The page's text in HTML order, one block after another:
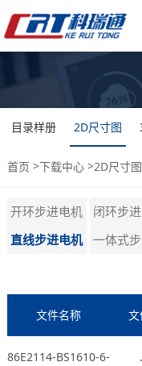
目录样册 2D尺寸图
首页 >下载中心>2D尺寸图
开环步进电机 闭环步
直线步进电机
一体式
文件名称 文
86E2114-BS1610-6-